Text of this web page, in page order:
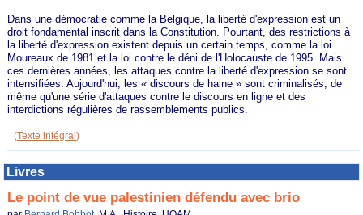
Dans une démocratie comme la Belgique, la liberté d'expression est un
droit fondamental inscrit dans la Constitution. Pourtant, des restrictions à
la liberté d'expression existent depuis un certain temps, comme la loi
Moureaux de 1981 et la loi contre le déni de l'Holocauste de 1995. Mais
ces dernières années, les attaques contre la liberté d'expression se sont
intensifiées. Aujourd'hui, les « discours de haine » sont criminalisés, de
même qu'une série d'attaques contre le discours en ligne et des
interdictions régulières de rassemblements publics.
(Texte intégral)
Livres
Le point de vue palestinien défendu avec brio